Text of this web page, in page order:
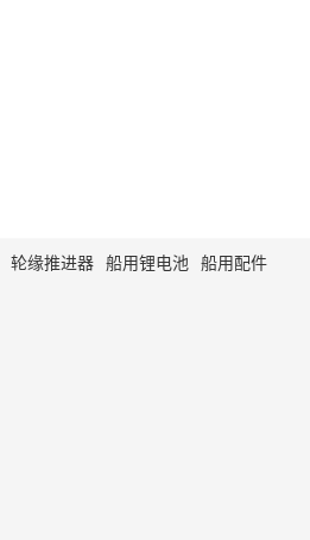
轮缘推进器 船用锂电池 船用配件